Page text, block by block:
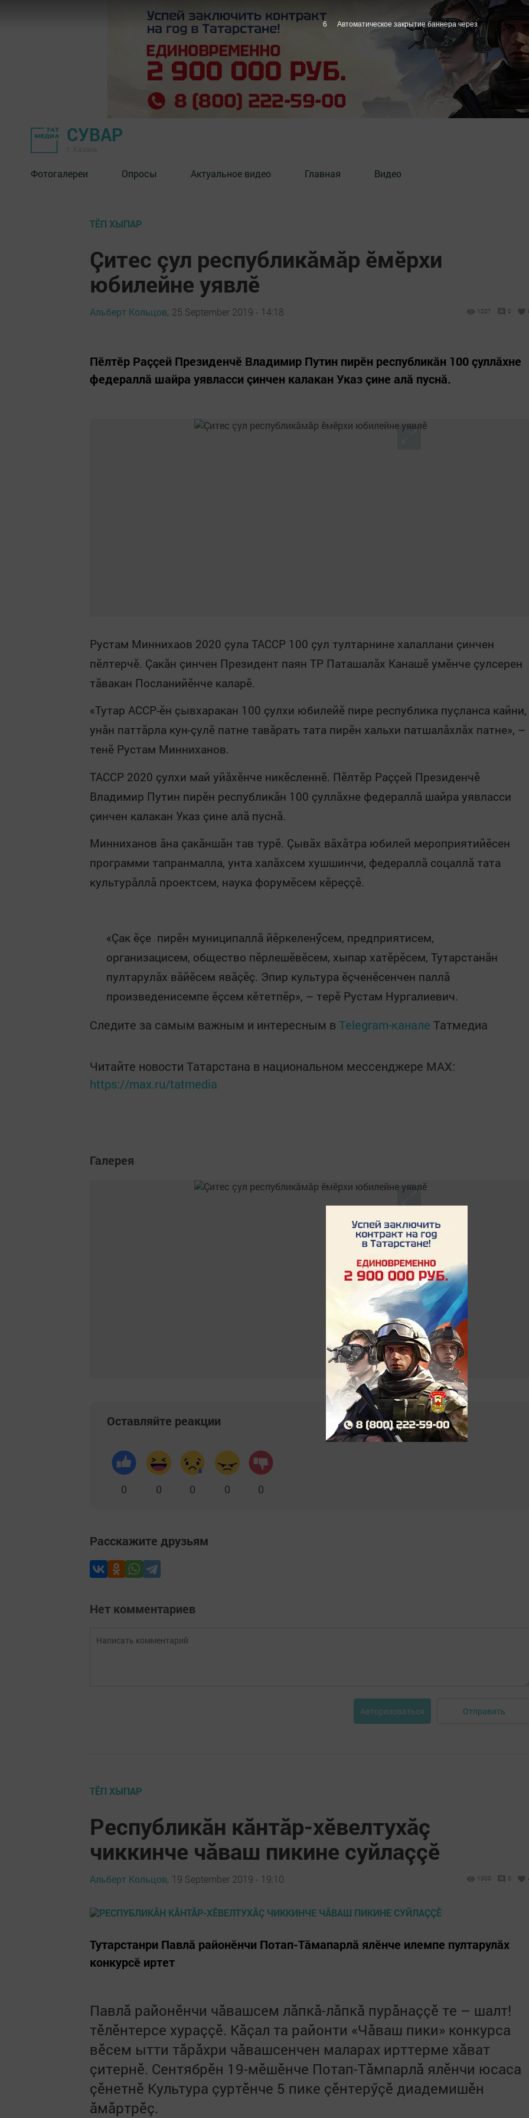
СУВАР
Фотогалереи Опросы Актуальное видео Главная Видео
ТӖП ХЫПАР
Çитес çул республикăмăр ӗмӗрхи
юбилейне уявлӗ
Альберт Кольцов, 25 September 2019 - 14:18 1207 0
Пӗлтӗр Раççей Президенчӗ Владимир Путин пирӗн республикăн 100 çуллăхне
федераллă шайра уявласси çинчен калакан Указ çине алă пуснă.
Рустам Миннихаов 2020 çула ТАССР 100 çул тултарнине халаллани çинчен
пӗлтерчӗ. Çакăн çинчен Президент паян ТР Паташалăх Канашӗ умӗнче çулсерен
тăвакан Посланийӗнче каларӗ.
«Тутар АССР-ӗн çывхаракан 100 çулхи юбилейӗ пире республика пуçланса кайни,
унăн паттăрла кун-çулӗ патне тавăрать тата пирӗн хальхи патшалăхлăх патне», –
тенӗ Рустам Минниханов.
ТАССР 2020 çулхи май уйăхӗнче никӗсленнӗ. Пӗлтӗр Раççей Президенчӗ
Владимир Путин пирӗн республикăн 100 çуллăхне федераллă шайра уявласси
çинчен калакан Указ çине алă пуснă.
Минниханов ăна çакăншăн тав турӗ. Çывăх вăхăтра юбилей мероприятийӗсен
программи тапранмалла, унта халăхсем хушшинчи, федераллă соцаллă тата
культурăллă проектсем, наука форумӗсем кӗреççӗ.
«Çак ӗçе пирӗн муниципаллă йӗркеленӳсем, предприятисем,
организацисем, общество пӗрлешӗвӗсем, хыпар хатӗрӗсем, Тутарстанăн
пултарулăх вăйӗсем явăçӗç. Эпир культура ӗçченӗсенчен паллă
произведенисемпе ӗçсем кӗтетпӗр», – терӗ Рустам Нургалиевич.
Следите за самым важным и интересным в Telegram-канале Татмедиа
Читайте новости Татарстана в национальном мессенджере MАХ:
https://max.ru/tatmedia
Галерея
Оставляйте реакции
0 0 0 0 0
Расскажите друзьям
Нет комментариев
Авторизоваться Отправить
ТӖП ХЫПАР
Республикăн кӑнтӑр-хӗвелтухӑç
чиккинче чăваш пикине суйлаççӗ
Альберт Кольцов, 19 September 2019 - 19:10 1300 0
Тутарстанри Павлă районӗнчи Потап-Тăмапарлă ялӗнче илемпе пултарулăх
конкурсӗ иртет
Павлă районӗнчи чăвашсем лăпкă-лăпкă пурăнаççӗ те – шалт!
тӗлӗнтерсе хураççӗ. Кăçал та районти «Чăваш пики» конкурса
вӗсем ытти тăрăхри чăвашсенчен маларах ирттерме хăват
çитернӗ. Сентябрӗн 19-мӗшӗнче Потап-Тăмпарлă ялӗнчи юсаса
çӗнетнӗ Культура çуртӗнче 5 пике çӗнтерӳçӗ диадемишӗн
ăмăртрӗç.
5 Автоматическое закрытие баннера через